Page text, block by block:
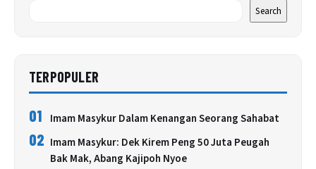
Search
TERPOPULER
01 Imam Masykur Dalam Kenangan Seorang Sahabat
02 Imam Masykur: Dek Kirem Peng 50 Juta Peugah
Bak Mak, Abang Kajipoh Nyoe